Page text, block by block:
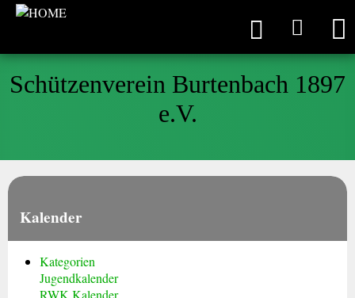
Schützenverein Burtenbach 1897
e.V.
Kalender
Kategorien
Jugendkalender
RWK Kalender